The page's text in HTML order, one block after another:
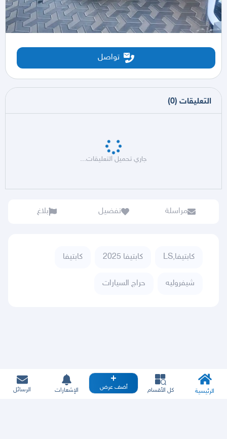
تواصل
التعليقات (
0
)
جاري تحميل التعليقات...
مراسلة تفضيل بلاغ
كابتيفا,LS كابتيفا 2025 كابتيفا
شيفروليه حراج السيارات
الرئيسية كل الأقسام أضف عرض الإشعارات الرسائل